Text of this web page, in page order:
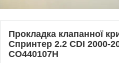
Прокладка клапанної
Спринтер 2.2 CDI 2000-
CO440107H